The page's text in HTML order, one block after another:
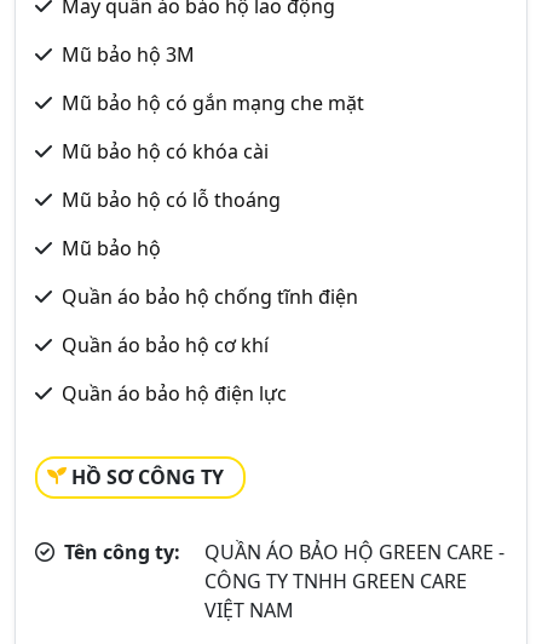
May quần áo bảo hộ lao động
Mũ bảo hộ 3M
Mũ bảo hộ có gắn mạng che mặt
Mũ bảo hộ có khóa cài
Mũ bảo hộ có lỗ thoáng
Mũ bảo hộ
Quần áo bảo hộ chống tĩnh điện
Quần áo bảo hộ cơ khí
Quần áo bảo hộ điện lực
HỒ SƠ CÔNG TY
Tên công ty:
QUẦN ÁO BẢO HỘ GREEN CARE -
CÔNG TY TNHH GREEN CARE
VIỆT NAM